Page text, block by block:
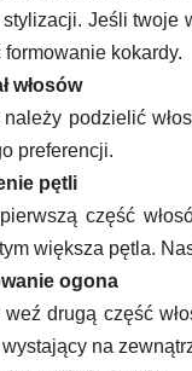
stylizacji. Jeśli twoje
formowanie kokardy.
włosów
należy podzielić
preferencji.
pętli
część
tym większa pętla.
ogona
weź drugą część
na